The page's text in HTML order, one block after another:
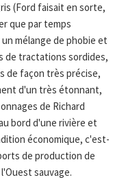
(Ford faisait en sorte,
que par temps
mélange de phobie et
de tractations sordides,
de façon très précise,
d'un très étonnant,
de Richard
bord d'une rivière et
économique, c'est-
de production de
sauvage.